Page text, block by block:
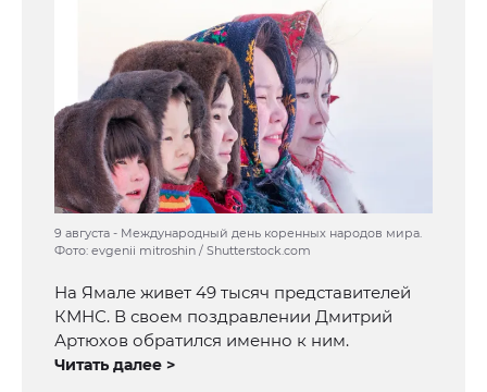
9 августа - Международный день коренных народов мира.
Фото: evgenii mitroshin / Shutterstock.com
На Ямале живет 49 тысяч представителей
КМНС. В своем поздравлении Дмитрий
Артюхов обратился именно к ним.
Читать далее >